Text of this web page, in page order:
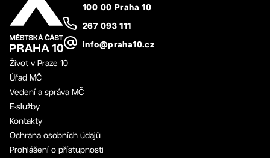
100 00 Praha 10
267 093 111
info@praha10.cz
Život v Praze 10
Úřad MČ
Vedení a správa MČ
E-služby
Kontakty
Ochrana osobních údajů
Prohlášení o přístupnosti